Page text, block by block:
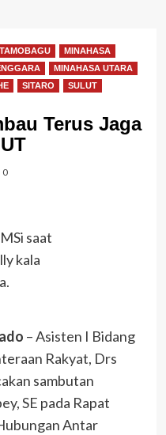
MINAHASA
MINAHASA UTARA
SITARO
SULUT
Terus Jaga
0
saat
kala
– Asisten I Bidang
Rakyat, Drs
sambutan
SE pada Rapat
Antar